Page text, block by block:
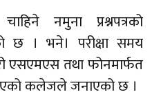
नमुना प्रश्नपत्रको
छ । भने। परीक्षा समय
तथा फोनमार्फत
कलेजले जनाएको छ ।